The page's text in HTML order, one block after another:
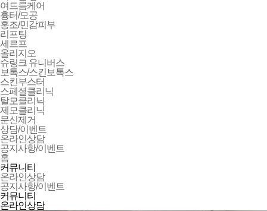
여드름케어
흉터/모공
홍조/민감피부
리프팅
세르프
올리지오
슈링크 유니버스
보톡스/스킨보톡스
스킨부스터
스페셜클리닉
탈모클리닉
제모클리닉
문신제거
상담/이벤트
온라인상담
공지사항/이벤트
홈
커뮤니티
온라인상담
공지사항/이벤트
커뮤니티
온라인상담